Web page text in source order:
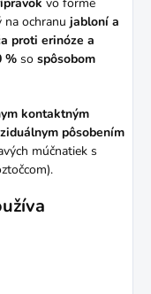
vo forme
ochranu jabloní a
proti erinóze a
% so spôsobom
kontaktným
pôsobením
múčnatiek s